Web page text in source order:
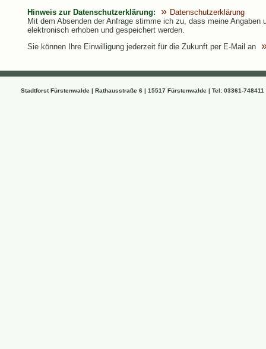
Hinweis zur Datenschutzerklärung:
Datenschutzerklärung
Mit dem Absenden der Anfrage stimme ich zu, dass meine Angaben
elektronisch erhoben und gespeichert werden.
Sie können Ihre Einwilligung jederzeit für die Zukunft per E-Mail an
Stadtforst Fürstenwalde | Rathausstraße 6 | 15517 Fürstenwalde | Tel: 03361-748411